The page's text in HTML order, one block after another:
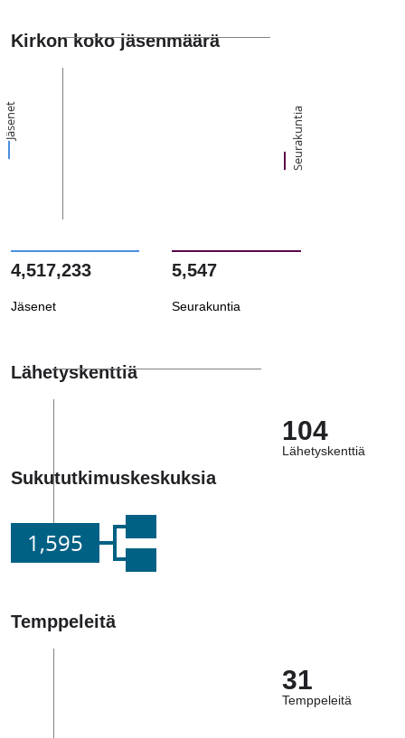
Kirkon koko jäsenmäärä
Jäsenet Seurakuntia
4,517,233
Jäsenet
5,547
Seurakuntia
Lähetyskenttiä
104
Lähetyskenttiä
Sukututkimuskeskuksia
1,595
Temppeleitä
31
Temppeleitä